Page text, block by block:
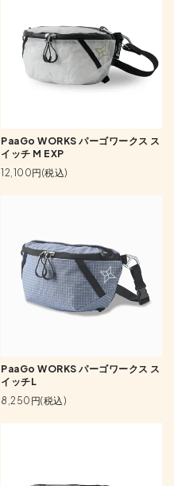
PaaGo WORKS パーゴワークス ス
イッチ M EXP
12,100円(税込)
PaaGo WORKS パーゴワークス ス
イッチL
8,250円(税込)